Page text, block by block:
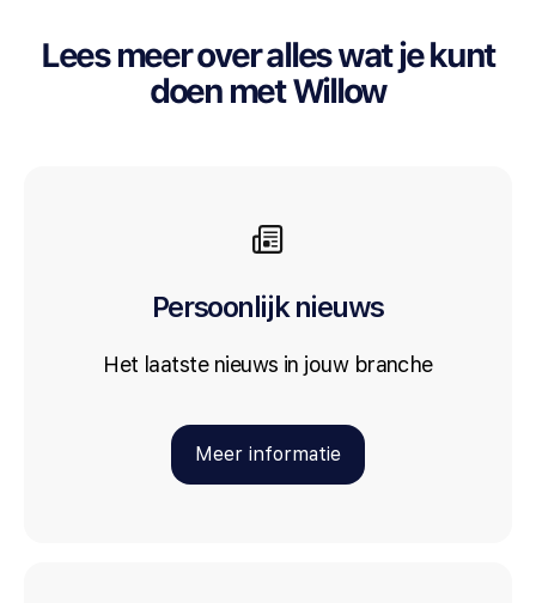
Lees meer over alles wat je kunt
doen met Willow
Persoonlijk nieuws
Het laatste nieuws in jouw branche
Meer informatie